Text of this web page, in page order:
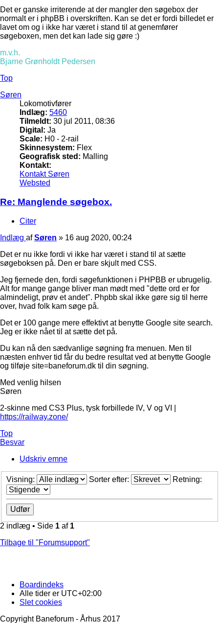
Det er ganske irriterende at der mangler den søgebox der
normalt er i phpBB i overskriften. Kan se det er fordi billedet er
lavet om og i ikke har været i stand til at genemfører
søgeboxen, men det kan lade sig gøre :)
m.v.h.
Bjarne Grønholdt Pedersen
Top
Søren
Lokomotivfører
Indlæg: 5460
Tilmeldt: 30 jul 2011, 08:36
Digital: Ja
Scale: H0 - 2-rail
Skinnesystem: Flex
Geografisk sted: Malling
Kontakt:
Kontakt Søren
Websted
Re: Manglende søgebox.
Citer
Indlæg afSøren » 16 aug 2020, 00:24
Det er nu ikke fordi vi ikke har været i stand til at sætte
søgeboksen på. Den er bare skjult med CSS.
Jeg fjernede den, fordi søgefunktionen i PHPBB er ubrugelig.
Alt for mange gange bliver man mødt med "dette ord er for
almindeligt, prøv et andet". Phpbb skal ikke gøre sig til herre
over, hvad folk kam søge på.
Det er 100 gange mere effektivt at benytte Google site search.
Jeg er ikke nået til at sætte det på.
Du kan nå den sædvanlige søgning fra menuen. Men til
næsten enhver tid får du bedre resultat ved at benytte Google
og tilføje site=baneforum.dk til din søgning.
Med venlig hilsen
Søren
2-skinne med CS3 Plus, tysk forbillede IV, V og VI |
https://railway.zone/
Top
Besvar
Udskriv emne
Visning: Sorter efter: Retning:
2 indlæg • Side 1 af 1
Tilbage til "Forumsupport"
Boardindeks
Alle tider er UTC+02:00
Slet cookies
Copyright Baneforum - Århus 2017